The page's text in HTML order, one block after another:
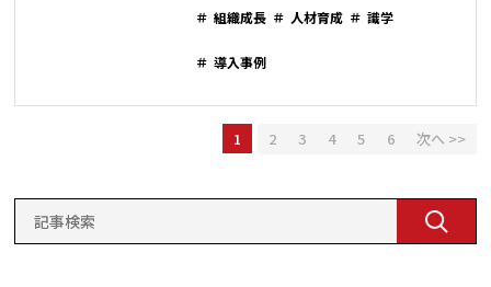
組織成長 人材育成 識学
導入事例
1 2 3 4 5 6 次へ >>